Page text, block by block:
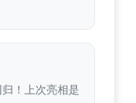
！上次亮相是